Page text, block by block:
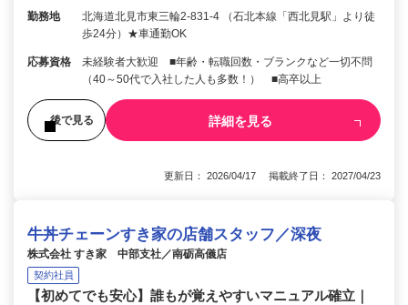
勤務地
北海道北見市東三輪2-831-4 （石北本線「西北見駅」より徒
歩24分）★車通勤OK
応募資格
未経験者大歓迎 ■年齢・転職回数・ブランクなど一切不問
（40～50代で入社した人も多数！） ■高卒以上
後で見る 詳細を見る
更新日： 2026/04/17 掲載終了日： 2027/04/23
牛丼チェーンすき家の店舗スタッフ／深夜
株式会社 すき家 中部支社／南砺高儀店
契約社員
【初めてでも安心】誰もが覚えやすいマニュアル確立｜